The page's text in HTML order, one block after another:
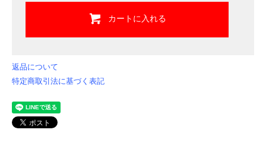
カートに入れる
返品について
特定商取引法に基づく表記